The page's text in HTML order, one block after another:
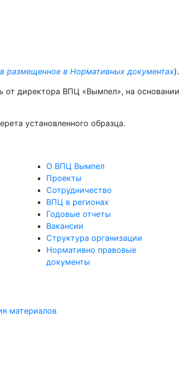
размещенное в Нормативных документах).
от директора ВПЦ «Вымпел», на основании
установленного образца.
О ВПЦ Вымпел
Проекты
Сотрудничество
ВПЦ в регионах
Годовые отчеты
Вакансии
Структура организации
Нормативно правовые
документы
материалов